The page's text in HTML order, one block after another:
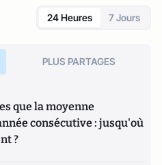
24 Heures 7 Jours
PLUS PARTAGES
que la moyenne
consécutive : jusqu'où
?